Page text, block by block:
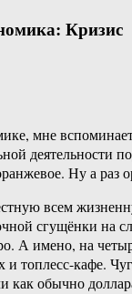
Кризис
мне
деятельности
Ну а раз
всем
сгущёнки на
А имено, на
и топлесс-кафе.
обычно